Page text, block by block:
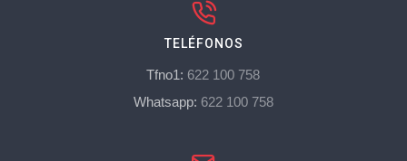
TELÉFONOS
Tfno1: 622 100 758
Whatsapp: 622 100 758